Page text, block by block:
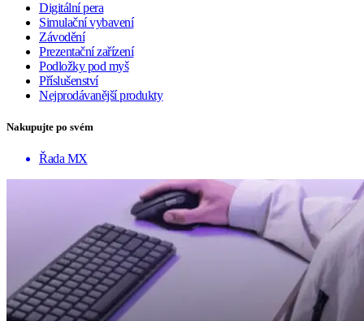
Digitální pera
Simulační vybavení
Závodění
Prezentační zařízení
Podložky pod myš
Příslušenství
Nejprodávanější produkty
Nakupujte po svém
Řada MX